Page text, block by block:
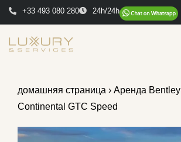
+33 493 080 280 24h/24h
домашняя страница › Аренда Bentley
Continental GTC Speed